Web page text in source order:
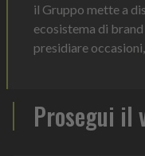
il Gruppo mette a
ecosistema di
presidiare
Prosegui il